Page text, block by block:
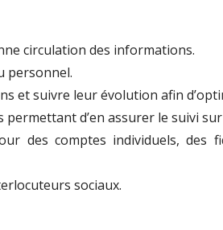
circulation des informations.
personnel.
et suivre leur évolution afin
d’en assurer le suivi
des comptes individuels, des
sociaux.